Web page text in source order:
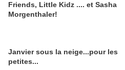
Friends, Little Kidz .... et Sasha
Morgenthaler!
Janvier sous la neige...pour les
petites...